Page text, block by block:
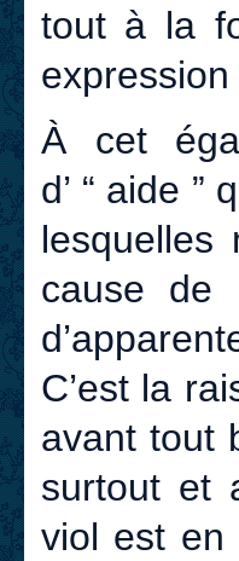
tout à la
À cet
d’ “ aide
cause de
C’est la
avant tout
surtout et
viol est en